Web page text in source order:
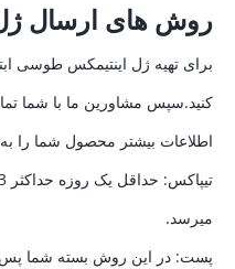
روش های ارسال
برای تهیه ژل اینتیمکس طوسی
کنید.سپس مشاورین ما با شما
اطلاعات بیشتر محصول شما را
میرسد.